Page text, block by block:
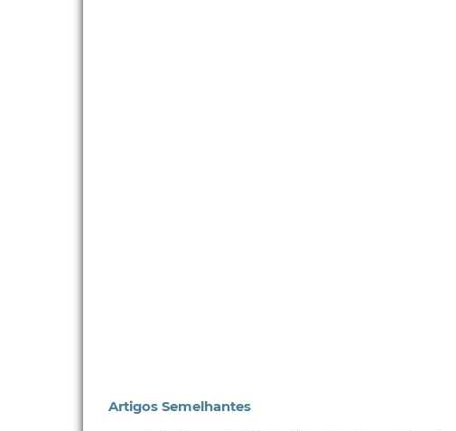
Artigos Semelhantes